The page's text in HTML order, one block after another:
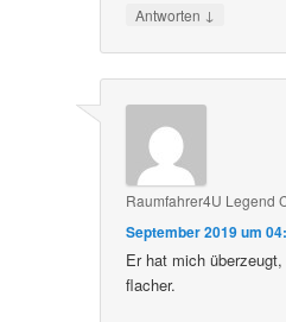
Antworten ↓
Raumfahrer4U Legend
September 2019 um
Er hat mich
flacher.